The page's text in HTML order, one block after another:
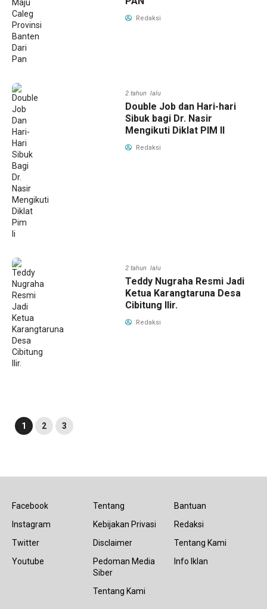
Redaksi
2 tahun lalu
Double Job dan Hari-hari
Sibuk bagi Dr. Nasir
Mengikuti Diklat PIM II
Redaksi
2 tahun lalu
Teddy Nugraha Resmi Jadi
Ketua Karangtaruna Desa
Cibitung Ilir.
Redaksi
1 2 3
Facebook
Instagram
Twitter
Youtube
Tentang
Kebijakan Privasi
Disclaimer
Pedoman Media
Siber
Tentang Kami
Bantuan
Redaksi
Tentang Kami
Info Iklan